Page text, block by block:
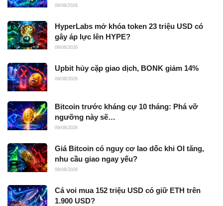
09/08/2026
HyperLabs mở khóa token 23 triệu USD có
gây áp lực lên HYPE?
09/08/2026
Upbit hủy cặp giao dịch, BONK giảm 14%
09/08/2026
Bitcoin trước kháng cự 10 tháng: Phá vỡ
ngưỡng này sẽ…
09/08/2026
Giá Bitcoin có nguy cơ lao dốc khi OI tăng,
nhu cầu giao ngay yếu?
09/08/2026
Cá voi mua 152 triệu USD có giữ ETH trên
1.900 USD?